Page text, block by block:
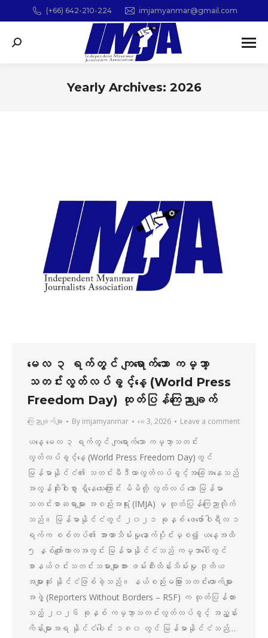
(+66) 642-210-224 imjamyanmar@gmail.com
Search:
Yearly Archives: 2026
မေလ ၃ ရက်တွင် ကျရောက်သော ကမ္ဘာ့
သတင်းလွတ်လပ်ခွင့်နေ့ (World Press
Freedom Day) ထုတ်ပြန်ကြေညာချက်
ကြေညာချက်များ By imjamyanmar မေ 3, 2026 Leave a comment
ယနေ့ မေလ ၃ ရက်တွင် ကျရောက်သော ကမ္ဘာ့သတင်း
လွတ်လပ်ခွင့်နေ့ (World Press Freedom Day)တွင်
မြန်မာနိုင်ငံ၏ သတင်းမီဒီယာလွတ်လပ်ခွင့်အခြေအနေသည်
အလွန်ဆိုးဝါးစွာ ရှိနေသေးကြောင်း မိမိတို့ လွတ်လပ် သော မြန်မာ
သတင်းစာဆရာများ အစည်းအရုံး (IMJA) မှ ထုတ်ပြန်ကြေညာလိုက်
သည်။ မြန်မာနိုင်ငံတွင် ၂၀၂၁ ခုနှစ် ဖေဖော်ဝါရီလ ၁
ရက်က စစ်တပ်၏ အာဏာသိမ်းမှုနောက်ပိုင်းမှစ၍ ယနေ့အထိ
၅ နှစ်ကျော်ကာလအတွင်း မြန်မာနိုင်ငံသည် ကမ္ဘာပေါ်တွင်
စာနယ်ဇင်းသတင်းသမားများအား ဖမ်းဆီးထိန်းသိမ်းမှု ဒုတိယ
အများဆုံး နိုင်ငံဖြစ်ခဲ့သည်။ နယ်စည်းမခြားသတင်းထောက်များ
အဖွဲ့ (Reporters Without Borders – RSF) က ထုတ်ပြန်ထား
သည့် ၂၀၂၆ ခုနှစ် ကမ္ဘာ့သတင်းလွတ်လပ်ခွင့် အညွှန်း
ကိန်းများအရ နိုင်ငံပေါင်း ၁၈၀ တွင် မြန်မာနိုင်ငံသည်…